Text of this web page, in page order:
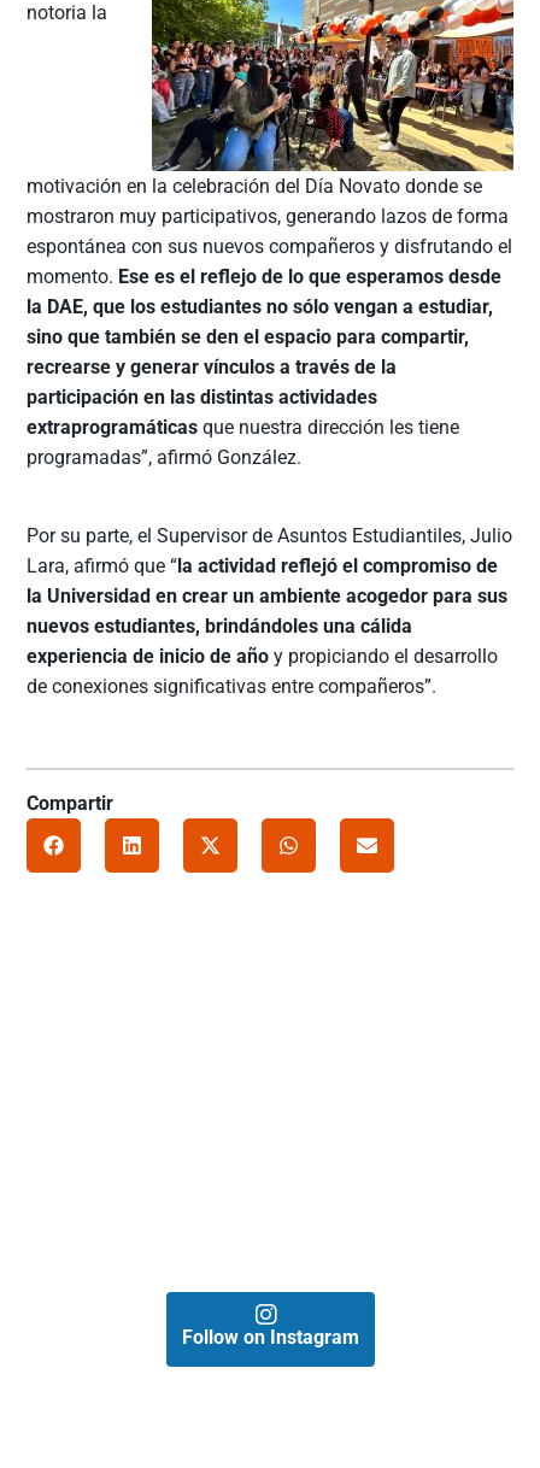
notoria la
motivación en la celebración del Día Novato donde se
mostraron muy participativos, generando lazos de forma
espontánea con sus nuevos compañeros y disfrutando el
momento. Ese es el reflejo de lo que esperamos desde
la DAE, que los estudiantes no sólo vengan a estudiar,
sino que también se den el espacio para compartir,
recrearse y generar vínculos a través de la
participación en las distintas actividades
extraprogramáticas que nuestra dirección les tiene
programadas”, afirmó González.
Por su parte, el Supervisor de Asuntos Estudiantiles, Julio
Lara, afirmó que “ la actividad reflejó el compromiso de
la Universidad en crear un ambiente acogedor para sus
nuevos estudiantes, brindándoles una cálida
experiencia de inicio de año y propiciando el desarrollo
de conexiones significativas entre compañeros”.
Compartir
Follow on Instagram